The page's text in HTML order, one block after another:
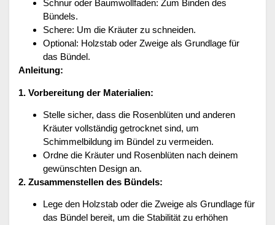
Schnur oder Baumwollfaden: Zum Binden des
Bündels.
Schere: Um die Kräuter zu schneiden.
Optional: Holzstab oder Zweige als Grundlage für
das Bündel.
Anleitung:
1. Vorbereitung der Materialien:
Stelle sicher, dass die Rosenblüten und anderen
Kräuter vollständig getrocknet sind, um
Schimmelbildung im Bündel zu vermeiden.
Ordne die Kräuter und Rosenblüten nach deinem
gewünschten Design an.
2. Zusammenstellen des Bündels:
Lege den Holzstab oder die Zweige als Grundlage für
das Bündel bereit, um die Stabilität zu erhöhen